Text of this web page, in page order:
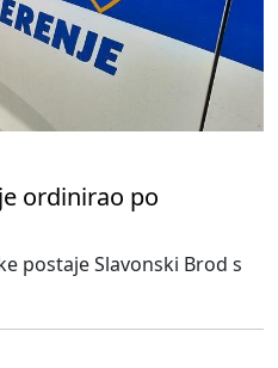
ordinirao po
postaje Slavonski Brod s